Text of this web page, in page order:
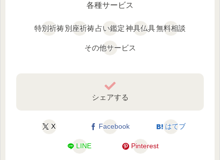
各種サービス
特別祈祷別座祈祷占い鑑定神具仏具無料相談
その他サービス
シェアする
X Facebook はてブ
LINE Pinterest